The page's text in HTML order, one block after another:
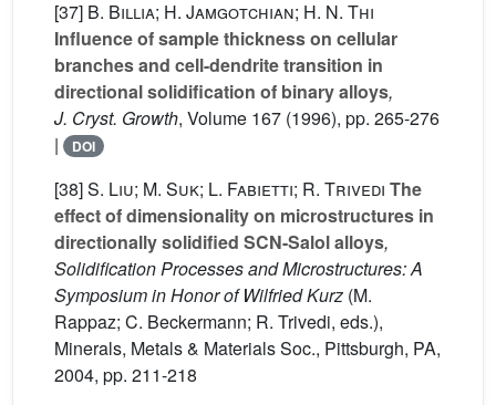
[37] B. Billia; H. Jamgotchian; H. N. Thi
Influence of sample thickness on cellular
branches and cell-dendrite transition in
directional solidification of binary alloys,
J. Cryst. Growth, Volume 167 (1996), pp. 265-276
|
DOI
[38]S. Liu; M. Suk; L. Fabietti; R. Trivedi The
effect of dimensionality on microstructures in
directionally solidified SCN-Salol alloys,
Solidification Processes and Microstructures: A
Symposium in Honor of Wilfried Kurz (M.
Rappaz; C. Beckermann; R. Trivedi, eds.),
Minerals, Metals & Materials Soc., Pittsburgh, PA,
2004, pp. 211-218